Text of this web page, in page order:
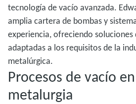
tecnología de vacío avanzada.
amplia cartera de bombas y
experiencia, ofreciendo soluciones
adaptadas a los requisitos de la
metalúrgica.
Procesos de vacío en
metalurgia